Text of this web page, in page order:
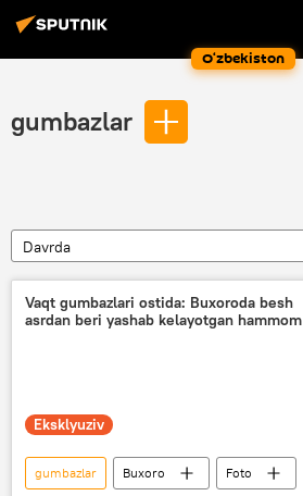
O‘zbekiston
gumbazlar
Davrda
Vaqt gumbazlari ostida: Buxoroda besh
asrdan beri yashab kelayotgan hammom
Eksklyuziv
gumbazlar Buxoro
Foto